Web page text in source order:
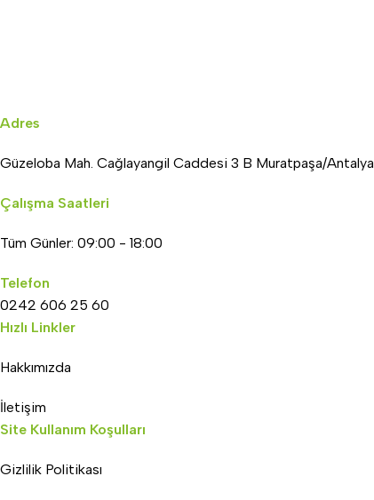
Adres
Güzeloba Mah. Cağlayangil Caddesi 3 B Muratpaşa/Antalya
Çalışma Saatleri
Tüm Günler: 09:00 - 18:00
Telefon
0242 606 25 60
Hızlı Linkler
Hakkımızda
İletişim
Site Kullanım Koşulları
Gizlilik Politikası